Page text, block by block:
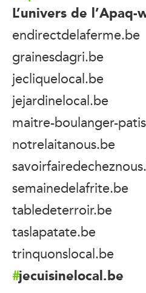
L’univers de l’Apaq-
endirectdelaferme.be
grainesdagri.be
jecliquelocal.be
jejardinelocal.be
maitre-boulanger-
notrelaitanous.be
semainedelafrite.be
tabledeterroir.be
taslapatate.be
trinquonslocal.be
jecuisinelocal.be